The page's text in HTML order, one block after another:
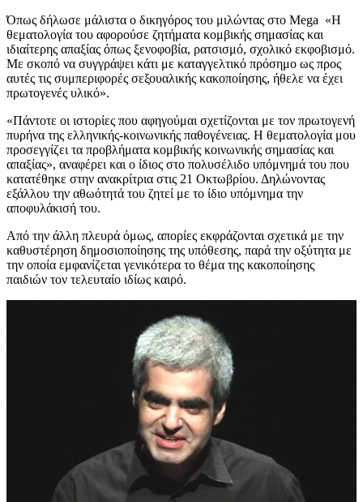
Όπως δήλωσε μάλιστα ο δικηγόρος του μιλώντας στο Mega «Η
θεματολογία του αφορούσε ζητήματα κομβικής σημασίας και
ιδιαίτερης απαξίας όπως ξενοφοβία, ρατσισμό, σχολικό εκφοβισμό.
Με σκοπό να συγγράψει κάτι με καταγγελτικό πρόσημο ως προς
αυτές τις συμπεριφορές σεξουαλικής κακοποίησης, ήθελε να έχει
πρωτογενές υλικό».
«Πάντοτε οι ιστορίες που αφηγούμαι σχετίζονται με τον πρωτογενή
πυρήνα της ελληνικής-κοινωνικής παθογένειας. Η θεματολογία μου
προσεγγίζει τα προβλήματα κομβικής κοινωνικής σημασίας και
απαξίας», αναφέρει και ο ίδιος στο πολυσέλιδο υπόμνημά του που
κατατέθηκε στην ανακρίτρια στις 21 Οκτωβρίου. Δηλώνοντας
εξάλλου την αθωότητά του ζητεί με το ίδιο υπόμνημα την
αποφυλάκισή του.
Από την άλλη πλευρά όμως, απορίες εκφράζονται σχετικά με την
καθυστέρηση δημοσιοποίησης της υπόθεσης, παρά την οξύτητα με
την οποία εμφανίζεται γενικότερα το θέμα της κακοποίησης
παιδιών τον τελευταίο ιδίως καιρό.